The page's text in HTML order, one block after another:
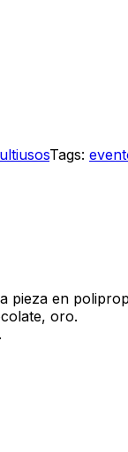
Tags:
pieza en
oro.